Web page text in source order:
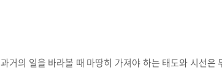
과거의 일을 바라볼 때 마땅히 가져야 하는 태도와 시선